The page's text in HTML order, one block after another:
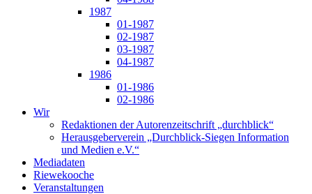
1987
01-1987
02-1987
03-1987
04-1987
1986
01-1986
02-1986
Wir
Redaktionen der Autorenzeitschrift „durchblick“
Herausgeberverein „Durchblick-Siegen Information
und Medien e.V.“
Mediadaten
Riewekooche
Veranstaltungen